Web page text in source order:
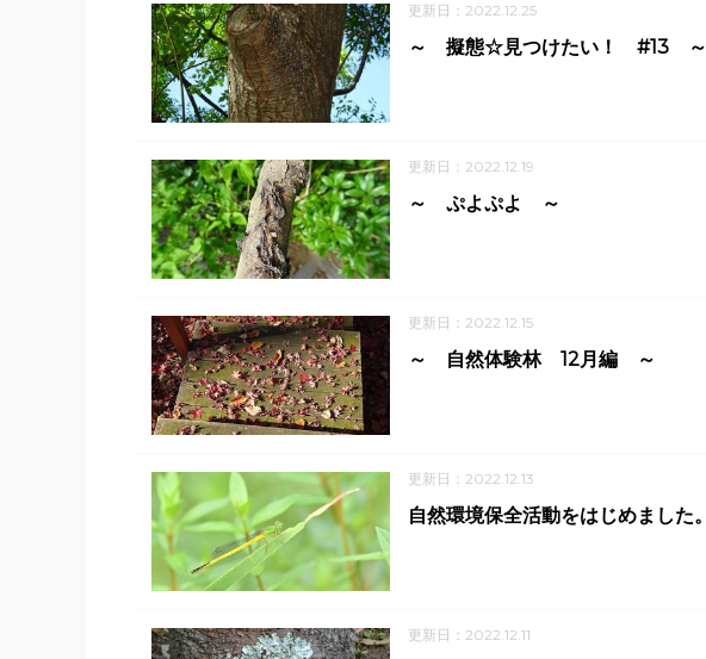
更新日：2022.12.25
～ 擬態☆見つけたい！ #13 ～
更新日：2022.12.19
～ ぷよぷよ ～
更新日：2022.12.15
～ 自然体験林 12月編 ～
更新日：2022.12.13
自然環境保全活動をはじめました。
更新日：2022.12.11